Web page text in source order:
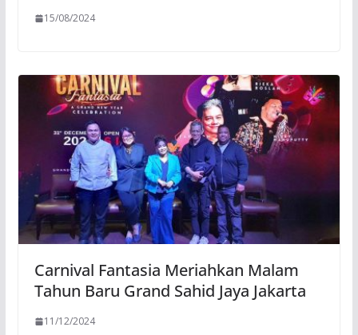
15/08/2024
Carnival Fantasia Meriahkan Malam
Tahun Baru Grand Sahid Jaya Jakarta
11/12/2024